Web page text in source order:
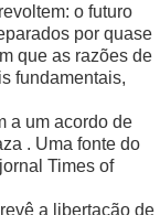
o futuro
por quase
que as razões de
fundamentais,
a um acordo de
. Uma fonte do
Times of
a libertação de